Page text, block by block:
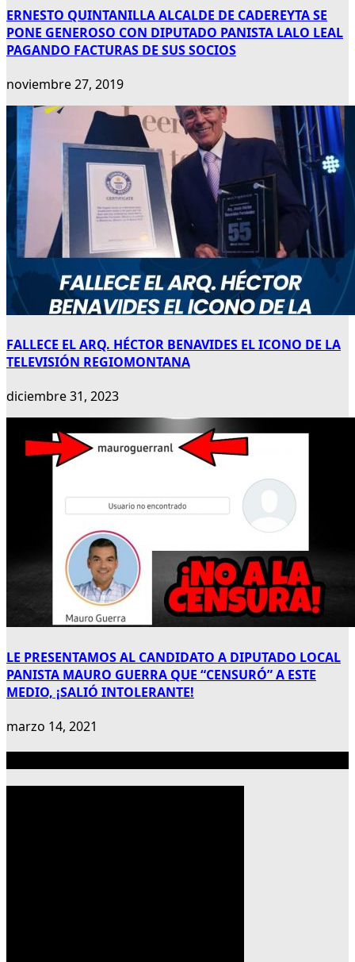
ERNESTO QUINTANILLA ALCALDE DE CADEREYTA SE
PONE GENEROSO CON DIPUTADO PANISTA LALO LEAL
PAGANDO FACTURAS DE SUS SOCIOS
noviembre 27, 2019
FALLECE EL ARQ. HÉCTOR BENAVIDES EL ICONO DE LA
TELEVISIÓN REGIOMONTANA
diciembre 31, 2023
LE PRESENTAMOS AL CANDIDATO A DIPUTADO LOCAL
PANISTA MAURO GUERRA QUE “CENSURÓ” A ESTE
MEDIO, ¡SALIÓ INTOLERANTE!
marzo 14, 2021